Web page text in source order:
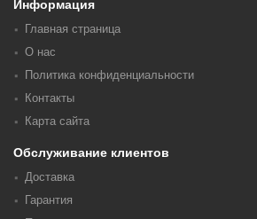
Информация
Главная страница
О нас
Политика конфиденциальности
Контакты
Карта сайта
Обслуживание клиентов
Доставка
Гарантия